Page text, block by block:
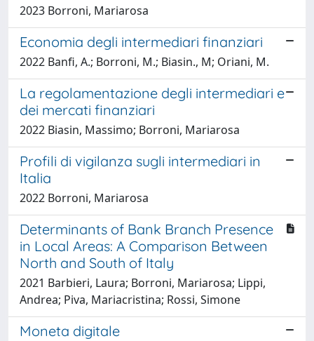
2023 Borroni, Mariarosa
Economia degli intermediari finanziari
2022 Banfi, A.; Borroni, M.; Biasin., M; Oriani, M.
La regolamentazione degli intermediari e
dei mercati finanziari
2022 Biasin, Massimo; Borroni, Mariarosa
Profili di vigilanza sugli intermediari in
Italia
2022 Borroni, Mariarosa
Determinants of Bank Branch Presence
in Local Areas: A Comparison Between
North and South of Italy
2021 Barbieri, Laura; Borroni, Mariarosa; Lippi,
Andrea; Piva, Mariacristina; Rossi, Simone
Moneta digitale